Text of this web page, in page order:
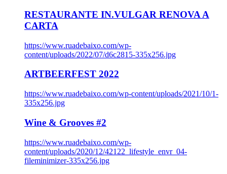
RESTAURANTE IN.VULGAR RENOVA A
CARTA
https://www.ruadebaixo.com/wp-
content/uploads/2022/07/d6c2815-335x256.jpg
ARTBEERFEST 2022
https://www.ruadebaixo.com/wp-content/uploads/2021/10/1-
335x256.jpg
Wine & Grooves #2
https://www.ruadebaixo.com/wp-
content/uploads/2020/12/42122_lifestyle_envr_04-
fileminimizer-335x256.jpg